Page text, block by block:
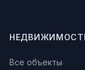
Все объекты